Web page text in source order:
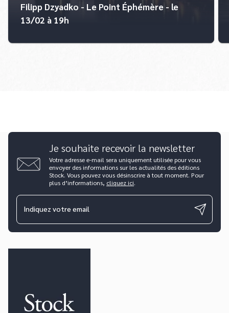
Filipp Dzyadko - Le Point Éphémère - le
13/02 à 19h
Je souhaite recevoir la newsletter
Votre adresse e-mail sera uniquement utilisée pour vous
envoyer des informations sur les actualités des éditions
Stock. Vous pouvez vous désinscrire à tout moment. Pour
plus d’informations, cliquez ici.
Indiquez votre email